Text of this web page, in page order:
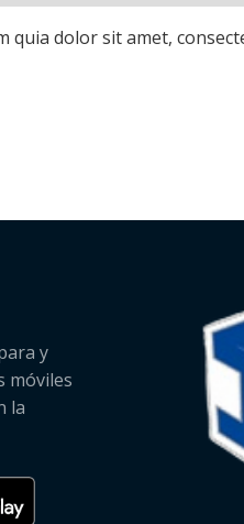
dolor sit amet,
y
móviles
la